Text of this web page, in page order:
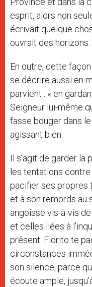
esprit, alors non
écrivait quelque
ouvrait des horizons.
En outre, cette
se décrire aussi en
parvient : « en
Seigneur lui-même
fasse bouger dans
agissant bien.
Il s’agit de garder la
les tentations contre
pacifier ses propres
et à son remords au
angoisse vis-à-vis
et celles liées à
présent. Fiorito te
circonstances
son silence, parce
écoute ample,